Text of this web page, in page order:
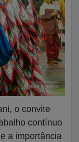
o convite
contínuo
a importância